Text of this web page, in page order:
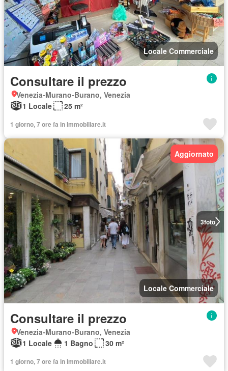
Locale Commerciale
Consultare il prezzo
Venezia-Murano-Burano, Venezia
1 Locale
25 m²
1 giorno, 7 ore fa in Immobiliare.it
3foto
Aggiornato
Locale Commerciale
Consultare il prezzo
Venezia-Murano-Burano, Venezia
1 Locale
1 Bagno 30 m²
1 giorno, 7 ore fa in Immobiliare.it